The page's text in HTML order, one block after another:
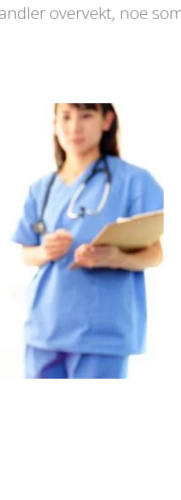
overvekt, noe